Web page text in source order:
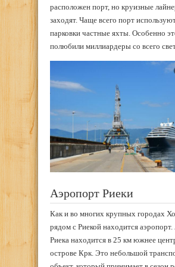
расположен порт, но круизные
заходят. Чаще всего порт
парковки частные яхты. Особенно
полюбили миллиардеры со всего
Аэропорт Риеки
Как и во многих крупных городах
рядом с Риекой находится
Риека находится в 25 км южнее
острове Крк. Это небольшой